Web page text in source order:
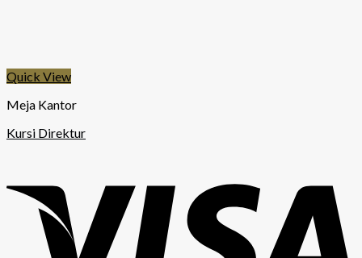
Quick View
Meja Kantor
Kursi Direktur